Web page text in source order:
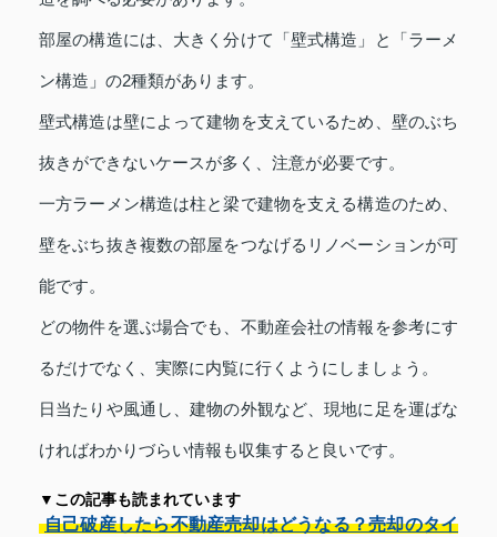
部屋の構造には、大きく分けて「壁式構造」と「ラーメ
ン構造」の2種類があります。
壁式構造は壁によって建物を支えているため、壁のぶち
抜きができないケースが多く、注意が必要です。
一方ラーメン構造は柱と梁で建物を支える構造のため、
壁をぶち抜き複数の部屋をつなげるリノベーションが可
能です。
どの物件を選ぶ場合でも、不動産会社の情報を参考にす
るだけでなく、実際に内覧に行くようにしましょう。
日当たりや風通し、建物の外観など、現地に足を運ばな
ければわかりづらい情報も収集すると良いです。
▼この記事も読まれています
自己破産したら不動産売却はどうなる？売却のタイ